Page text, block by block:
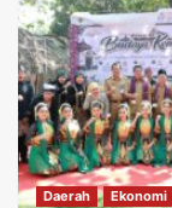
Daerah Ekonomi